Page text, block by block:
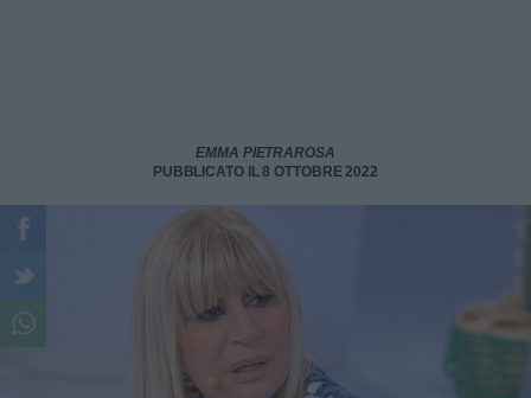
EMMA PIETRAROSA
PUBBLICATO IL 8 OTTOBRE 2022